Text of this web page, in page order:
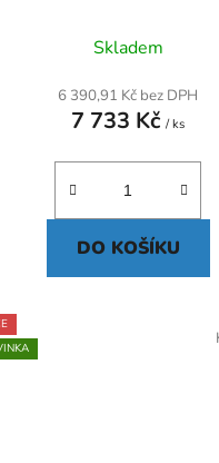
Skladem
6 390,91 Kč bez DPH
7 733 Kč/ ks
DO KOŠÍKU